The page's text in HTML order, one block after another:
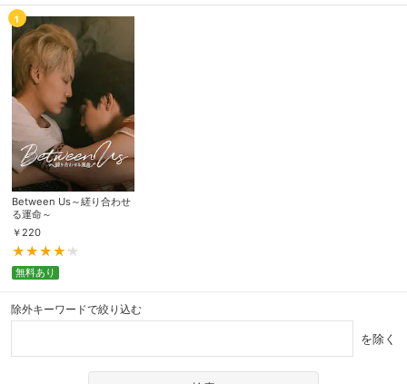
1
Between Us～縒り合わせ
る運命～
￥ 220
無料あり
除外キーワードで絞り込む
を除く